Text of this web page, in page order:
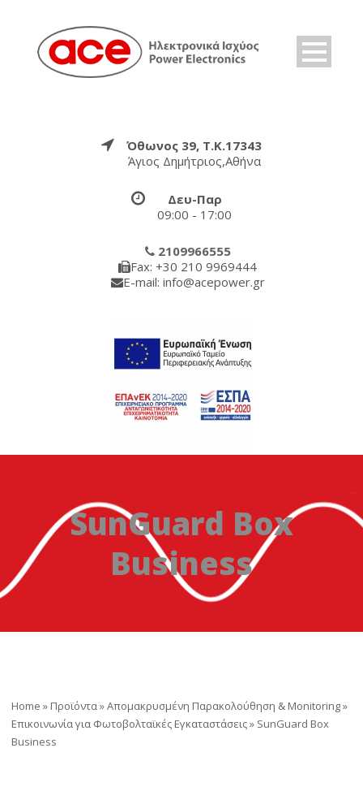
Όθωνος 39, Τ.Κ.17343
Άγιος Δημήτριος,Αθήνα
Δευ-Παρ
09:00 - 17:00
2109966555
Fax: +30 210 9969444
E-mail: info@acepower.gr
SunGuard Box
Business
Home » Προϊόντα»Απομακρυσμένη Παρακολούθηση & Monitoring»
Επικοινωνία για Φωτοβολταϊκές Εγκαταστάσεις» SunGuard Box
Business